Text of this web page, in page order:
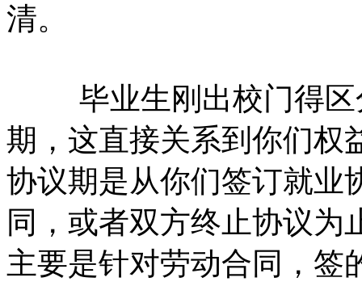
清。
毕业生刚出校门得区
期，这直接关系到你们权
协议期是从你们签订就业
同，或者双方终止协议为
主要是针对劳动合同，签